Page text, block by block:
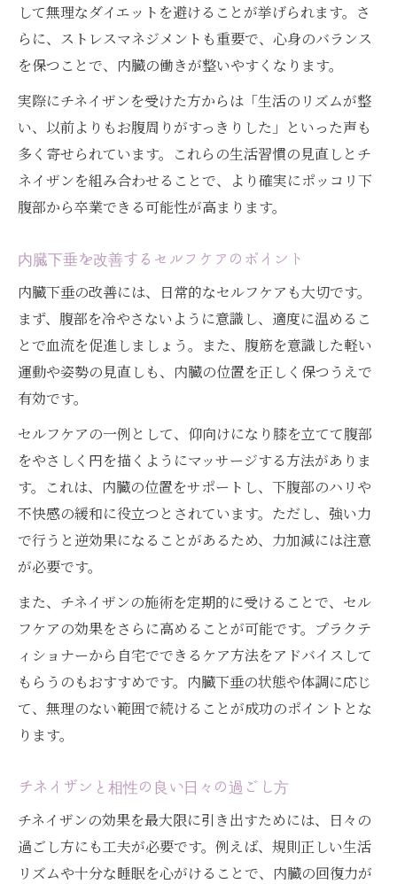
して無理なダイエットを避けることが挙げられます。さ
らに、ストレスマネジメントも重要で、心身のバランス
を保つことで、内臓の働きが整いやすくなります。
実際にチネイザンを受けた方からは「生活のリズムが整
い、以前よりもお腹周りがすっきりした」といった声も
多く寄せられています。これらの生活習慣の見直しとチ
ネイザンを組み合わせることで、より確実にポッコリ下
腹部から卒業できる可能性が高まります。
内臓下垂を改善するセルフケアのポイント
内臓下垂の改善には、日常的なセルフケアも大切です。
まず、腹部を冷やさないように意識し、適度に温めるこ
とで血流を促進しましょう。また、腹筋を意識した軽い
運動や姿勢の見直しも、内臓の位置を正しく保つうえで
有効です。
セルフケアの一例として、仰向けになり膝を立てて腹部
をやさしく円を描くようにマッサージする方法がありま
す。これは、内臓の位置をサポートし、下腹部のハリや
不快感の緩和に役立つとされています。ただし、強い力
で行うと逆効果になることがあるため、力加減には注意
が必要です。
また、チネイザンの施術を定期的に受けることで、セル
フケアの効果をさらに高めることが可能です。プラクテ
ィショナーから自宅でできるケア方法をアドバイスして
もらうのもおすすめです。内臓下垂の状態や体調に応じ
て、無理のない範囲で続けることが成功のポイントとな
ります。
チネイザンと相性の良い日々の過ごし方
チネイザンの効果を最大限に引き出すためには、日々の
過ごし方にも工夫が必要です。例えば、規則正しい生活
リズムや十分な睡眠を心がけることで、内臓の回復力が